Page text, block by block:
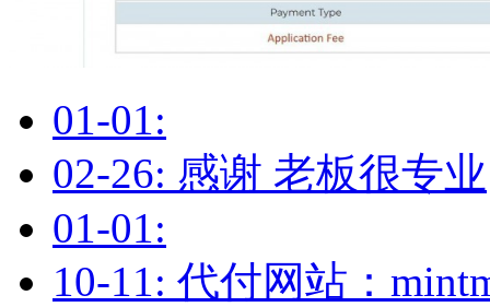
01-01:
02-26: 感谢 老板很专业
01-01:
10-11: 代付网站：